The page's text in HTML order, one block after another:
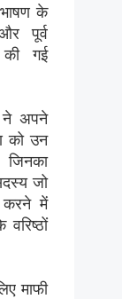
के
पूर्व
की गई
ने अपने
को उन
जिनका
जो
करने में
माफी